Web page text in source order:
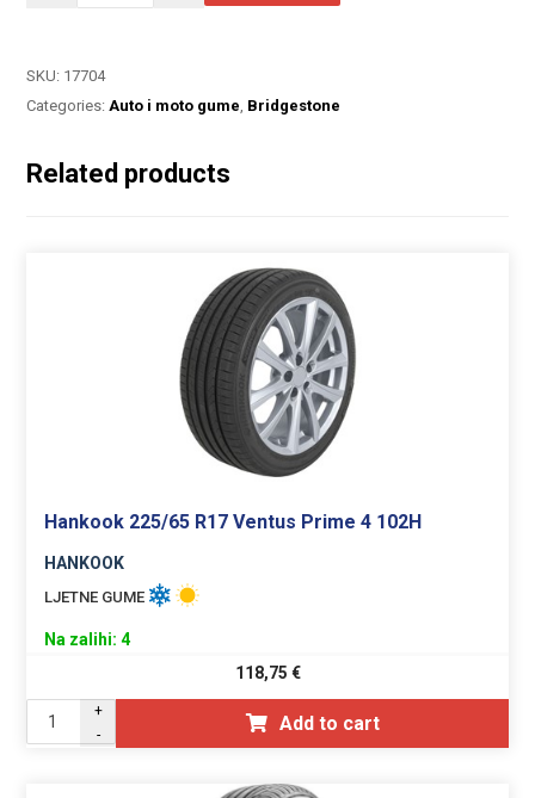
SKU: 17704
Categories:Auto i moto gume, Bridgestone
Related products
Hankook 225/65 R17 Ventus Prime 4 102H
HANKOOK
LJETNE GUME
Na zalihi: 4
118,75 €
+
-
Add to cart